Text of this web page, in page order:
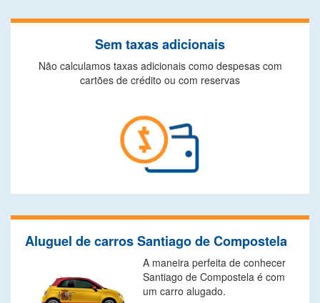
Sem taxas adicionais
Não calculamos taxas adicionais como despesas com
cartões de crédito ou com reservas
Aluguel de carros Santiago de Compostela
A maneira perfeita de conhecer
Santiago de Compostela é com
um carro alugado.